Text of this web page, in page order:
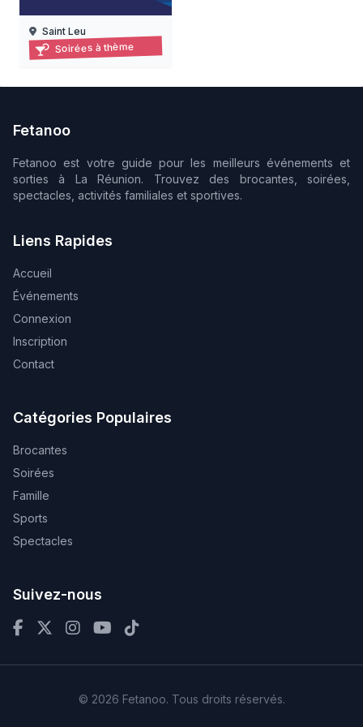
Les jours de la nuit à kélonia – visites nocturnes 2026
19/06/2026 au 18/09/2026
Saint Leu
Soirées à thème
Fetanoo
Fetanoo est votre guide pour les meilleurs événements et
sorties à La Réunion. Trouvez des brocantes, soirées,
spectacles, activités familiales et sportives.
Liens Rapides
Accueil
Événements
Connexion
Inscription
Contact
Catégories Populaires
Brocantes
Soirées
Famille
Sports
Spectacles
Suivez-nous
© 2026 Fetanoo. Tous droits réservés.